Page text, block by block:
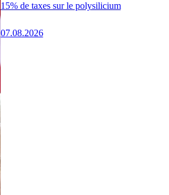
15% de taxes sur le polysilicium
07.08.2026